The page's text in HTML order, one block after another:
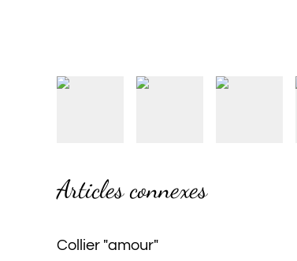
Articles connexes
Collier "amour"